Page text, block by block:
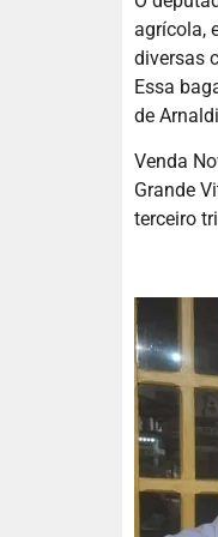
agrícola,
diversas
Essa
de
Venda
Grande
terceiro